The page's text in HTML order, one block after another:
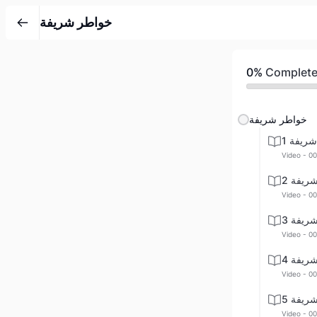
خواطر شريفة
0%
خواطر شريفة
1
Video -
2
Video -
3
Video -
4
Video -
5
Video -